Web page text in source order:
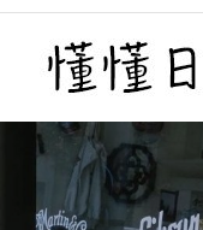
Skip
content